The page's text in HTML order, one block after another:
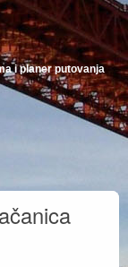
i planer putovanja